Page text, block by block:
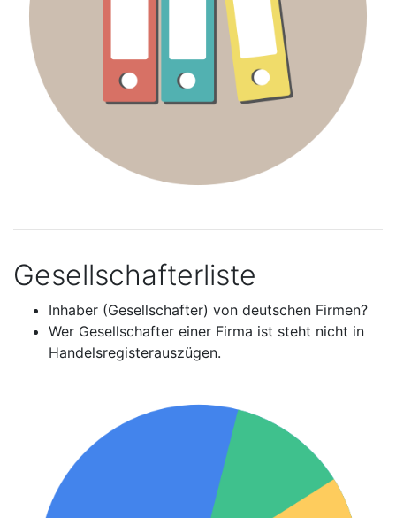
Gesellschafterliste
Inhaber (Gesellschafter) von deutschen Firmen?
Wer Gesellschafter einer Firma ist steht nicht in
Handelsregisterauszügen.